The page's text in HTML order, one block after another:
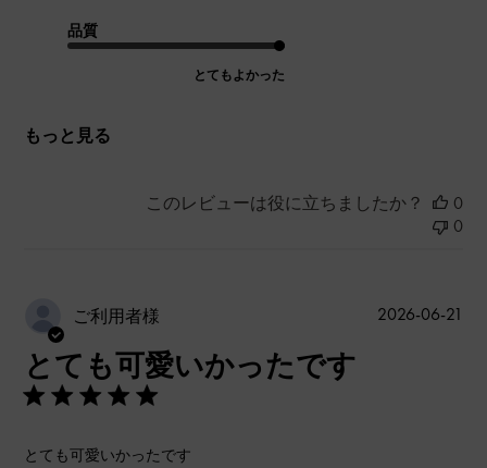
品質
とてもよかった
もっと見る
このレビューは役に立ちましたか？
0
0
ご利用者様
とても可愛いかったです
とても可愛いかったです
2026-06-21